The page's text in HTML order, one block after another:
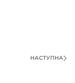
НАСТУПНА